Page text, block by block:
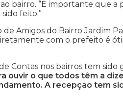
bairro. “É importante que a
feito.”
de Amigos do Bairro Jardim
com o prefeito é
Contas nos bairros tem sido
ouvir o que todos têm a
A recepção tem